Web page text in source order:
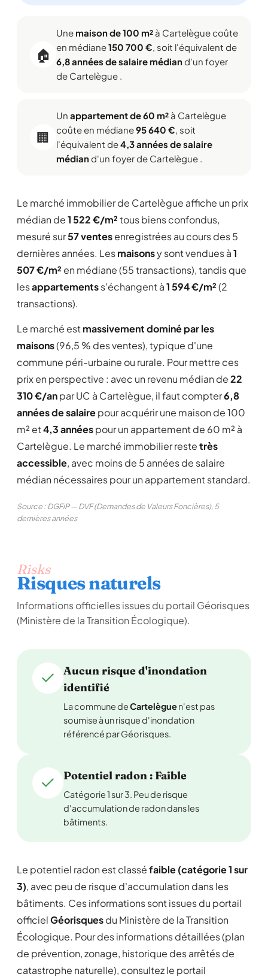
🏠
Une maison de 100 m² à Cartelègue coûte
en médiane150 700 €, soit l'équivalent de
6,8 années de salaire médiand'un foyer
de Cartelègue .
🏢
Un appartement de 60 m² à Cartelègue
coûte en médiane95 640 €, soit
l'équivalent de4,3 années de salaire
médiand'un foyer de Cartelègue .
Le marché immobilier de Cartelègue affiche un prix
médian de1 522 €/m²tous biens confondus,
mesuré sur57 ventesenregistrées au cours des 5
dernières années. Lesmaisonsy sont vendues à1
507 €/m² en médiane (55 transactions), tandis que
lesappartementss'échangent à1 594 €/m²(2
transactions).
Le marché estmassivement dominé par les
maisons(96,5 % des ventes), typique d'une
commune péri-urbaine ou rurale. Pour mettre ces
prix en perspective : avec un revenu médian de22
310 €/anpar UC à Cartelègue, il faut compter6,8
années de salairepour acquérir une maison de 100
m² et4,3 annéespour un appartement de 60 m² à
Cartelègue. Le marché immobilier restetrès
accessible, avec moins de 5 années de salaire
médian nécessaires pour un appartement standard.
Source : DGFiP — DVF (Demandes de Valeurs Foncières), 5
dernières années
Risks
Risques naturels
Informations officielles issues du portail Géorisques
(Ministère de la Transition Écologique).
Aucun risque d'inondation
identifié
La commune deCartelèguen'est pas
soumise à un risque d'inondation
référencé par Géorisques.
Potentiel radon : Faible
Catégorie 1 sur 3. Peu de risque
d'accumulation de radon dans les
bâtiments.
Le potentiel radon est classéfaible (catégorie 1 sur
3), avec peu de risque d'accumulation dans les
bâtiments. Ces informations sont issues du portail
officielGéorisquesdu Ministère de la Transition
Écologique. Pour des informations détaillées (plan
de prévention, zonage, historique des arrêtés de
catastrophe naturelle), consultez le portail